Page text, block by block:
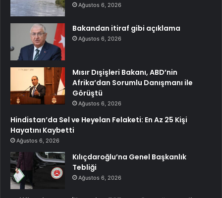
Ağustos 6, 2026
Bakandan itiraf gibi açıklama
Ağustos 6, 2026
Mısır Dışişleri Bakanı, ABD’nin
Afrika’dan Sorumlu Danışmanı ile
Görüştü
Ağustos 6, 2026
Hindistan’da Sel ve Heyelan Felaketi: En Az 25 Kişi
Hayatını Kaybetti
Ağustos 6, 2026
Kılıçdaroğlu’na Genel Başkanlık
Tebliği
Ağustos 6, 2026